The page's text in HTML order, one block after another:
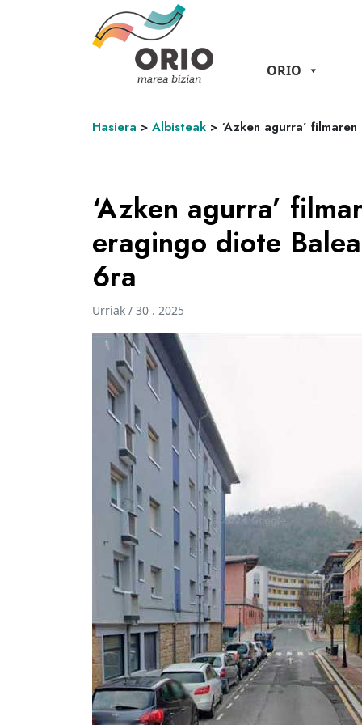
ORIO
Hasiera > Albisteak > ‘Azken agurra’
‘Azken agurra’
eragingo diote
6ra
Urriak / 30 . 2025